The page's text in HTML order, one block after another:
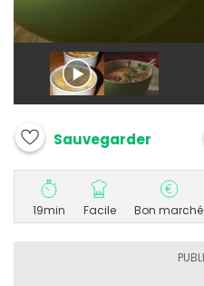
Sauvegarder
19min Facile Bon marché